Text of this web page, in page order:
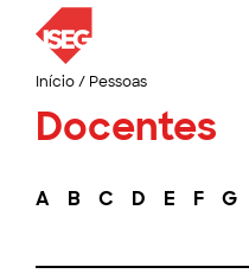
Início/ Pessoas
Docentes
A B C D E F G